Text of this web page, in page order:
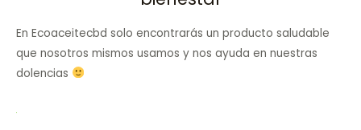
En Ecoaceitecbd solo encontrarás un producto saludable
que nosotros mismos usamos y nos ayuda en nuestras
dolencias